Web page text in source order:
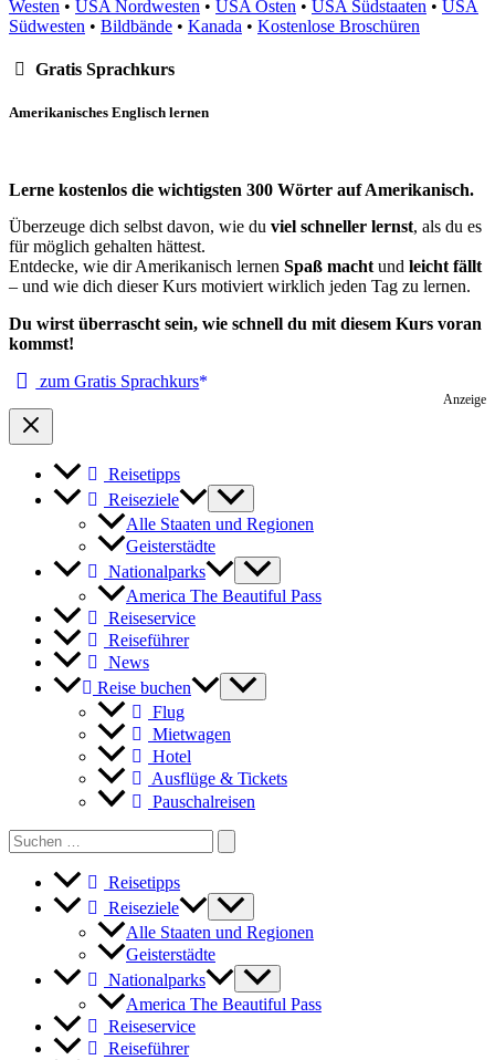
Westen • USA Nordwesten • USA Osten • USA Südstaaten • USA
Südwesten • Bildbände • Kanada • Kostenlose Broschüren
Gratis Sprachkurs
Amerikanisches Englisch lernen
Lerne kostenlos die wichtigsten 300 Wörter auf Amerikanisch.
Überzeuge dich selbst davon, wie du viel schneller lernst, als du es
für möglich gehalten hättest.
Entdecke, wie dir Amerikanisch lernen Spaß machtund leicht fällt
– und wie dich dieser Kurs motiviert wirklich jeden Tag zu lernen.
Du wirst überrascht sein, wie schnell du mit diesem Kurs voran
kommst!
zum Gratis Sprachkurs
Anzeige
Reisetipps
Reiseziele
Alle Staaten und Regionen
Geisterstädte
Nationalparks
America The Beautiful Pass
Reiseservice
Reiseführer
News
Reise buchen
Flug
Mietwagen
Hotel
Ausflüge & Tickets
Pauschalreisen
Search
for:
Reisetipps
Reiseziele
Alle Staaten und Regionen
Geisterstädte
Nationalparks
America The Beautiful Pass
Reiseservice
Reiseführer